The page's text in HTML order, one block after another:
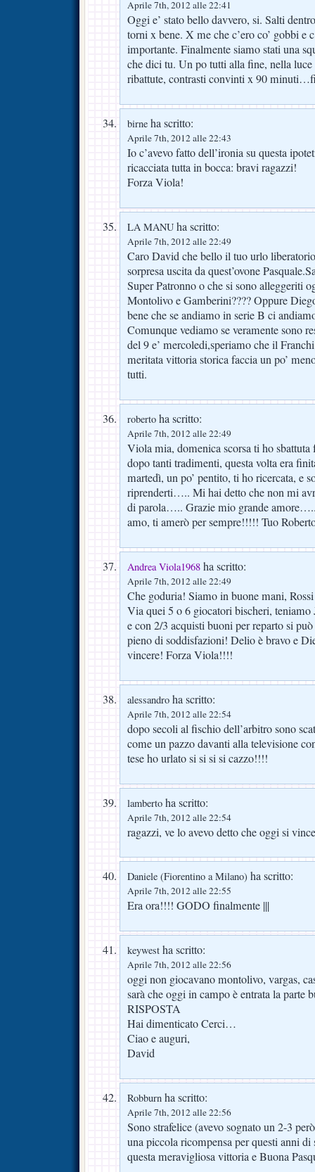
Aprile 7th, 2012 alle 22:41
Oggi e’ stato bello davvero, si. Salti
torni x bene. X me che c’ero co’ gobbi e
importante. Finalmente siamo stati una
che dici tu. Un po tutti alla fine, nella
ribattute, contrasti convinti x 90
birne ha scritto:
Aprile 7th, 2012 alle 22:43
Io c’avevo fatto dell’ironia su questa
ricacciata tutta in bocca: bravi ragazzi!
Forza Viola!
LA MANU ha scritto:
Aprile 7th, 2012 alle 22:49
Caro David che bello il tuo urlo
sorpresa uscita da quest’ovone
Super Patronno o che si sono alleggeriti
Montolivo e Gamberini???? Oppure
bene che se andiamo in serie B ci
Comunque vediamo se veramente sono
del 9 e’ mercoledi,speriamo che il
meritata vittoria storica faccia un po’
tutti.
roberto ha scritto:
Aprile 7th, 2012 alle 22:49
Viola mia, domenica scorsa ti ho
dopo tanti tradimenti, questa volta era
martedì, un po’ pentito, ti ho ricercata, e
riprenderti….. Mi hai detto che non mi
di parola….. Grazie mio grande
amo, ti amerò per sempre!!!!! Tuo
Andrea Viola1968 ha scritto:
Aprile 7th, 2012 alle 22:49
Che goduria! Siamo in buone mani,
Via quei 5 o 6 giocatori bischeri, teniamo
e con 2/3 acquisti buoni per reparto si
pieno di soddisfazioni! Delio è bravo e
vincere! Forza Viola!!!!
alessandro ha scritto:
Aprile 7th, 2012 alle 22:54
dopo secoli al fischio dell’arbitro sono
come un pazzo davanti alla televisione
tese ho urlato si si si si cazzo!!!!
lamberto ha scritto:
Aprile 7th, 2012 alle 22:54
ragazzi, ve lo avevo detto che oggi si
Daniele (Fiorentino a Milano) ha scritto:
Aprile 7th, 2012 alle 22:55
Era ora!!!! GODO finalmente |||
keywest ha scritto:
Aprile 7th, 2012 alle 22:56
oggi non giocavano montolivo, vargas,
sarà che oggi in campo è entrata la parte
RISPOSTA
Hai dimenticato Cerci…
Ciao e auguri,
David
Robburn ha scritto:
Aprile 7th, 2012 alle 22:56
Sono strafelice (avevo sognato un 2-3
una piccola ricompensa per questi anni
questa meravigliosa vittoria e Buona